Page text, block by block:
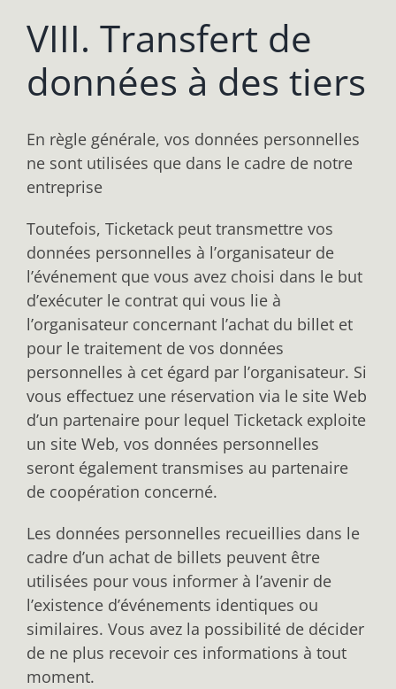
VIII. Transfert de
données à des tiers
En règle générale, vos données personnelles
ne sont utilisées que dans le cadre de notre
entreprise
Toutefois, Ticketack peut transmettre vos
données personnelles à l’organisateur de
l’événement que vous avez choisi dans le but
d’exécuter le contrat qui vous lie à
l’organisateur concernant l’achat du billet et
pour le traitement de vos données
personnelles à cet égard par l’organisateur. Si
vous effectuez une réservation via le site Web
d’un partenaire pour lequel Ticketack exploite
un site Web, vos données personnelles
seront également transmises au partenaire
de coopération concerné.
Les données personnelles recueillies dans le
cadre d’un achat de billets peuvent être
utilisées pour vous informer à l’avenir de
l’existence d’événements identiques ou
similaires. Vous avez la possibilité de décider
de ne plus recevoir ces informations à tout
moment.